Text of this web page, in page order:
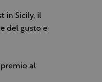
in Sicily, il
del gusto e
premio al